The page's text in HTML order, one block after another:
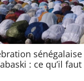
sénégalaise
: ce qu’il faut